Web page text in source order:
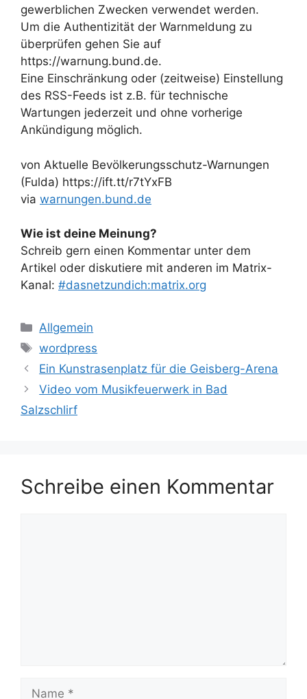
gewerblichen Zwecken verwendet werden.
Um die Authentizität der Warnmeldung zu
überprüfen gehen Sie auf
https://warnung.bund.de.
Eine Einschränkung oder (zeitweise) Einstellung
des RSS-Feeds ist z.B. für technische
Wartungen jederzeit und ohne vorherige
Ankündigung möglich.
von Aktuelle Bevölkerungsschutz-Warnungen
(Fulda) https://ift.tt/r7tYxFB
via warnungen.bund.de
Wie ist deine Meinung?
Schreib gern einen Kommentar unter dem
Artikel oder diskutiere mit anderen im Matrix-
Kanal: #dasnetzundich:matrix.org
Kategorien
Allgemein
Schlagwörter
wordpress
Ein Kunstrasenplatz für die Geisberg-Arena
Video vom Musikfeuerwerk in Bad
Salzschlirf
Schreibe einen Kommentar
Name